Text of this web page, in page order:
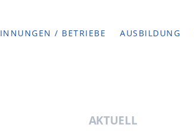
INNUNGEN / BETRIEBE AUSBILDUNG
AKTUELL